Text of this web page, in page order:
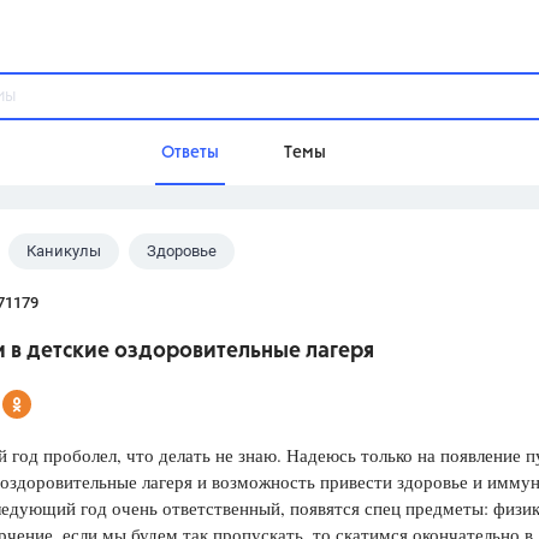
Ответы Темы
Разумовская М.М.,Габриелян
Каникулы Здоровье
в детские оздоровительные лагеря
проболел, что делать не знаю. Надеюсь только на появление
лагеря и возможность привести здоровье и
год очень ответственный, появятся спец предметы:
если мы будем так пропускать, то скатимся окончательно в